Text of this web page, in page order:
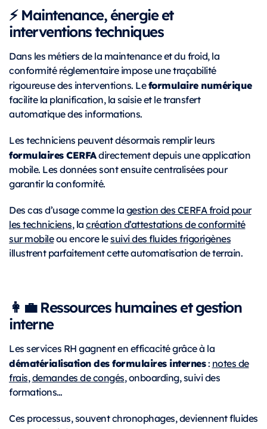
⚡️ Maintenance, énergie et
interventions techniques
Dans les métiers de la maintenance et du froid, la
conformité réglementaire impose une traçabilité
rigoureuse des interventions. Leformulaire numérique
facilite la planification, la saisie et le transfert
automatique des informations.
Les techniciens peuvent désormais remplir leurs
formulaires CERFAdirectement depuis une application
mobile. Les données sont ensuite centralisées pour
garantir la conformité.
Des cas d’usage comme lagestion des CERFA froid pour
les techniciens, lacréation d’attestations de conformité
sur mobileou encore lesuivi des fluides frigorigènes
illustrent parfaitement cette automatisation de terrain.
👩‍💼 Ressources humaines et gestion
interne
Les services RH gagnent en efficacité grâce à la
dématérialisation des formulaires internes: notes de
frais,demandes de congés, onboarding, suivi des
formations…
Ces processus, souvent chronophages, deviennent fluides